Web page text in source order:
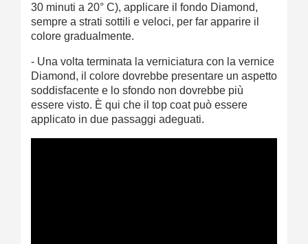
30 minuti a 20° C), applicare il fondo Diamond,
sempre a strati sottili e veloci, per far apparire il
colore gradualmente.
- Una volta terminata la verniciatura con la vernice
Diamond, il colore dovrebbe presentare un aspetto
soddisfacente e lo sfondo non dovrebbe più
essere visto. È qui che il top coat può essere
applicato in due passaggi adeguati.